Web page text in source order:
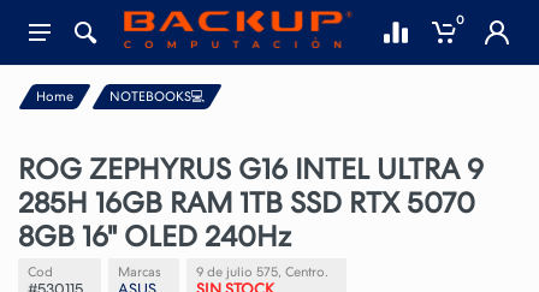
0
Home NOTEBOOKS💻
ROG ZEPHYRUS G16 INTEL ULTRA 9
285H 16GB RAM 1TB SSD RTX 5070
8GB 16" OLED 240Hz
Cod Marcas 9 de julio 575, Centro.